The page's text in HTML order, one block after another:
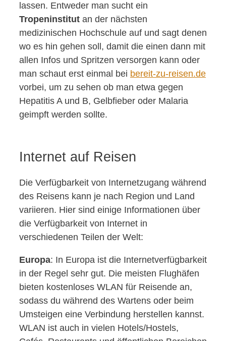
lassen. Entweder man sucht ein
Tropeninstitut an der nächsten
medizinischen Hochschule auf und sagt denen
wo es hin gehen soll, damit die einen dann mit
allen Infos und Spritzen versorgen kann oder
man schaut erst einmal bei bereit-zu-reisen.de
vorbei, um zu sehen ob man etwa gegen
Hepatitis A und B, Gelbfieber oder Malaria
geimpft werden sollte.
Internet auf Reisen
Die Verfügbarkeit von Internetzugang während
des Reisens kann je nach Region und Land
variieren. Hier sind einige Informationen über
die Verfügbarkeit von Internet in
verschiedenen Teilen der Welt:
Europa: In Europa ist die Internetverfügbarkeit
in der Regel sehr gut. Die meisten Flughäfen
bieten kostenloses WLAN für Reisende an,
sodass du während des Wartens oder beim
Umsteigen eine Verbindung herstellen kannst.
WLAN ist auch in vielen Hotels/Hostels,